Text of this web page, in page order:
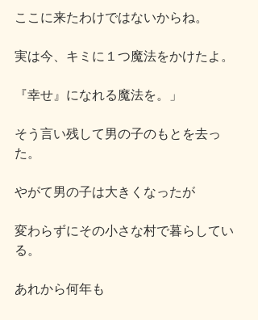
ここに来たわけではないからね。
実は今、キミに１つ魔法をかけたよ。
『幸せ』になれる魔法を。」
そう言い残して男の子のもとを去っ
た。
やがて男の子は大きくなったが
変わらずにその小さな村で暮らしてい
る。
あれから何年も